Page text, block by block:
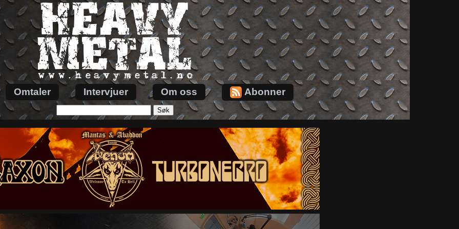
Omtaler Intervjuer Om oss Abonner
etter: